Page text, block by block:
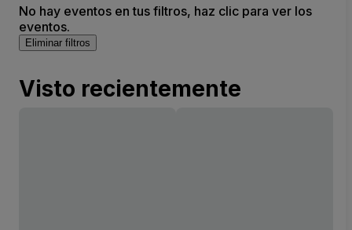
No hay eventos en tus filtros, haz clic para ver los
eventos.
Eliminar filtros
Visto recientemente